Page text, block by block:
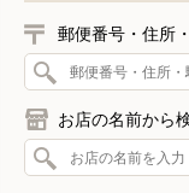
郵便番号・住所
お店の名前から